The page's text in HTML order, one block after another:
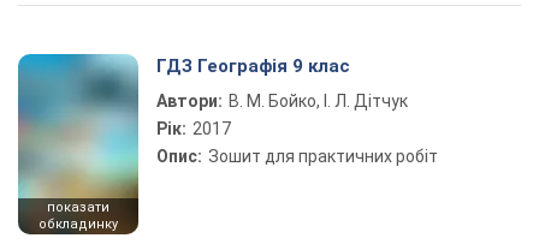
Play Video
показати
обкладинку
ГДЗ Географія 9 клас
Автори: В. М. Бойко, І. Л. Дітчук
Рік: 2017
Опис: Зошит для практичних робіт